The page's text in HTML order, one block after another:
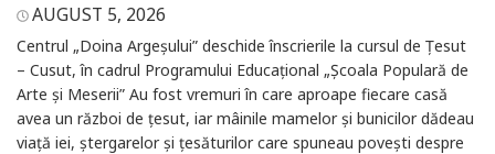
AUGUST 5, 2026
Centrul „Doina Argeșului” deschide înscrierile la cursul de Țesut
– Cusut, în cadrul Programului Educațional „Școala Populară de
Arte și Meserii” Au fost vremuri în care aproape fiecare casă
avea un război de țesut, iar mâinile mamelor și bunicilor dădeau
viață iei, ștergarelor și țesăturilor care spuneau povești despre